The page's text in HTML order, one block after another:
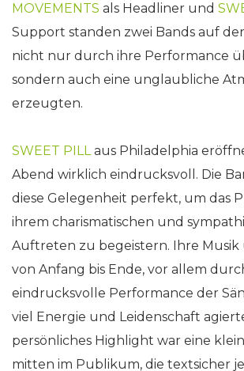
MOVEMENTS als Headliner und
Support standen zwei Bands auf
nicht nur durch ihre Performance
sondern auch eine unglaubliche
erzeugten.
SWEET PILLaus Philadelphia
Abend wirklich eindrucksvoll. Die
diese Gelegenheit perfekt, um das
ihrem charismatischen und
Auftreten zu begeistern. Ihre
von Anfang bis Ende, vor allem
eindrucksvolle Performance der
viel Energie und Leidenschaft
persönliches Highlight war eine
mitten im Publikum, die textsicher